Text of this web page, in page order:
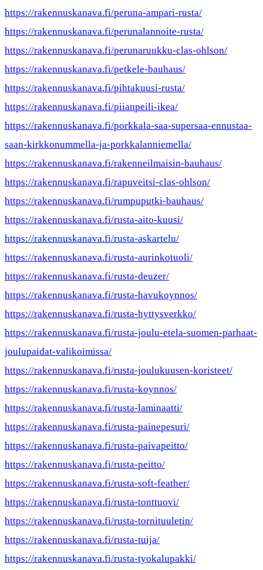
https://rakennuskanava.fi/peruna-ampari-rusta/
https://rakennuskanava.fi/perunalannoite-rusta/
https://rakennuskanava.fi/perunaruukku-clas-ohlson/
https://rakennuskanava.fi/petkele-bauhaus/
https://rakennuskanava.fi/pihtakuusi-rusta/
https://rakennuskanava.fi/piianpeili-ikea/
https://rakennuskanava.fi/porkkala-saa-supersaa-ennustaa-
saan-kirkkonummella-ja-porkkalanniemella/
https://rakennuskanava.fi/rakenneilmaisin-bauhaus/
https://rakennuskanava.fi/rapuveitsi-clas-ohlson/
https://rakennuskanava.fi/rumpuputki-bauhaus/
https://rakennuskanava.fi/rusta-aito-kuusi/
https://rakennuskanava.fi/rusta-askartelu/
https://rakennuskanava.fi/rusta-aurinkotuoli/
https://rakennuskanava.fi/rusta-deuzer/
https://rakennuskanava.fi/rusta-havukoynnos/
https://rakennuskanava.fi/rusta-hyttysverkko/
https://rakennuskanava.fi/rusta-joulu-etela-suomen-parhaat-
joulupaidat-valikoimissa/
https://rakennuskanava.fi/rusta-joulukuusen-koristeet/
https://rakennuskanava.fi/rusta-koynnos/
https://rakennuskanava.fi/rusta-laminaatti/
https://rakennuskanava.fi/rusta-painepesuri/
https://rakennuskanava.fi/rusta-paivapeitto/
https://rakennuskanava.fi/rusta-peitto/
https://rakennuskanava.fi/rusta-soft-feather/
https://rakennuskanava.fi/rusta-tonttuovi/
https://rakennuskanava.fi/rusta-tornituuletin/
https://rakennuskanava.fi/rusta-tuija/
https://rakennuskanava.fi/rusta-tyokalupakki/